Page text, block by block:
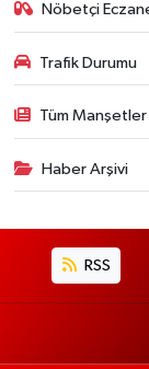
Nöbetçi
Trafik Durumu
Tüm Manşetler
Haber Arşivi
RSS